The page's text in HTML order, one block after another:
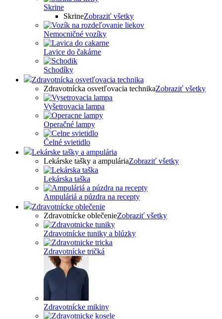
Skrine
SkrineZobraziť všetky
Nemocničné vozíky
Lavice do čakárne
Schodíky
Zdravotnícka osvetľovacia technika
Zdravotnícka osvetľovacia technikaZobraziť všetky
Vyšetrovacia lampa
Operačné lampy
Čelné svietidlo
Lekárske tašky a ampulária
Lekárske tašky a ampuláriaZobraziť všetky
Lekárska taška
Ampuláriá a púzdra na recepty
Zdravotnícke oblečenie
Zdravotnícke oblečenieZobraziť všetky
Zdravotnícke tuniky a blúzky
Zdravotnícke tričká
Zdravotnícke mikiny